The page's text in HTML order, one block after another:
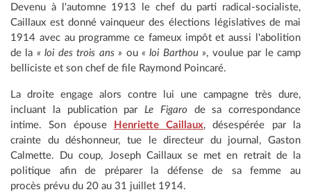
Devenu à l'automne 1913 le chef du parti radical-socialiste,
Caillaux est donné vainqueur des élections législatives de mai
1914 avec au programme ce fameux impôt et aussi l'abolition
de la « loi des trois ans » ou « loi Barthou », voulue par le camp
belliciste et son chef de file Raymond Poincaré.
La droite engage alors contre lui une campagne très dure,
incluant la publication par Le Figarode sa correspondance
intime. Son épouse Henriette Caillaux, désespérée par la
crainte du déshonneur, tue le directeur du journal, Gaston
Calmette. Du coup, Joseph Caillaux se met en retrait de la
politique afin de préparer la défense de sa femme au
procès prévu du 20 au 31 juillet 1914.